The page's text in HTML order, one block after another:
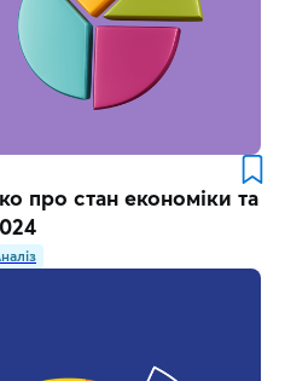
про стан економіки та